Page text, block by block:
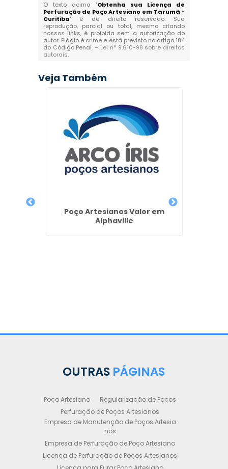
O texto acima "Obtenha sua Licença de
Perfuração de Poço Artesiano em Tarumã -
Curitiba" é de direito reservado. Sua
reprodução, parcial ou total, mesmo citando
nossos links, é proibida sem a autorização do
autor. Plágio é crime e está previsto no artigo 184
do Código Penal. – Lei n° 9.610-98 sobre direitos
autorais.
Veja Também
Poço Artesianos Valor em
Alphaville
OUTRAS PÁGINAS
Poço Artesiano
Regularização de Poços
Perfuração de Poços Artesianos
Empresa de Manutenção de Poços Artesia
nos
Empresa de Perfuração de Poço Artesiano
Licença de Perfuração de Poços Artesianos